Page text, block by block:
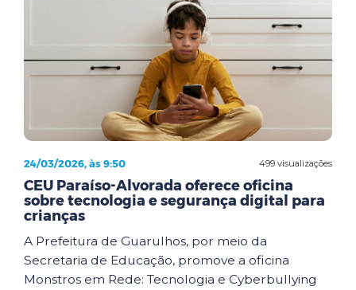
499 visualizações
24/03/2026, às 9:50
CEU Paraíso-Alvorada oferece oficina
sobre tecnologia e segurança digital para
crianças
A Prefeitura de Guarulhos, por meio da
Secretaria de Educação, promove a oficina
Monstros em Rede: Tecnologia e Cyberbullying